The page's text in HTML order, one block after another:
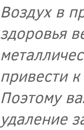
Воздух в
здоровья
привести
Поэтому
удаление